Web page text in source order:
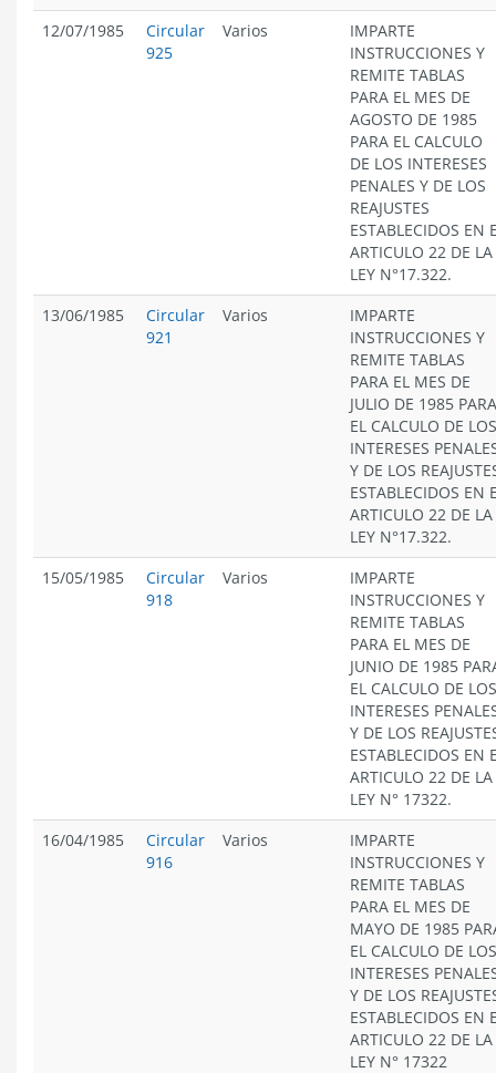
12/07/1985
Circular
925
Varios
IMPARTE
INSTRUCCIONES Y
REMITE TABLAS
PARA EL MES DE
AGOSTO DE 1985
PARA EL CALCULO
DE LOS INTERESES
PENALES Y DE LOS
REAJUSTES
ESTABLECIDOS EN
ARTICULO 22 DE LA
LEY N°17.322.
13/06/1985
Circular
921
Varios
IMPARTE
INSTRUCCIONES Y
REMITE TABLAS
PARA EL MES DE
JULIO DE 1985 PARA
EL CALCULO DE LOS
INTERESES
Y DE LOS
ESTABLECIDOS EN
ARTICULO 22 DE LA
LEY N°17.322.
15/05/1985
Circular
918
Varios
IMPARTE
INSTRUCCIONES Y
REMITE TABLAS
PARA EL MES DE
JUNIO DE 1985
EL CALCULO DE LOS
INTERESES
Y DE LOS
ESTABLECIDOS EN
ARTICULO 22 DE LA
LEY N° 17322.
16/04/1985
Circular
916
Varios
IMPARTE
INSTRUCCIONES Y
REMITE TABLAS
PARA EL MES DE
MAYO DE 1985
EL CALCULO DE LOS
INTERESES
Y DE LOS
ESTABLECIDOS EN
ARTICULO 22 DE LA
LEY N° 17322